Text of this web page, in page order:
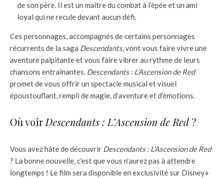
de son père. Il est un maître du combat à l’épée et un ami
loyal qui ne recule devant aucun défi.
Ces personnages, accompagnés de certains personnages
récurrents de la saga Descendants, vont vous faire vivre une
aventure palpitante et vous faire vibrer au rythme de leurs
chansons entraînantes. Descendants : L’Ascension de Red
promet de vous offrir un spectacle musical et visuel
époustouflant, rempli de magie, d’aventure et d’émotions.
Où voir Descendants : L’Ascension de Red?
Vous avez hâte de découvrir Descendants : L’Ascension de Red
? La bonne nouvelle, c’est que vous n’aurez pas à attendre
longtemps ! Le film sera disponible en exclusivité sur Disney+